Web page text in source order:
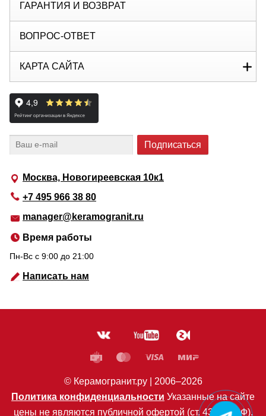
Москва, Новогиреевская 10к1
+7 495 966 38 80
manager@keramogranit.ru
Время работы
Пн-Вс c 9:00 до 21:00
Написать нам
ГАРАНТИЯ И ВОЗВРАТ
ВОПРОС-ОТВЕТ
КАРТА САЙТА
© Керамогранит.ру | 2006–2026
Политика конфиденциальности Указанные на сайте
цены не являются публичной офертой (ст. 435 ГК РФ).